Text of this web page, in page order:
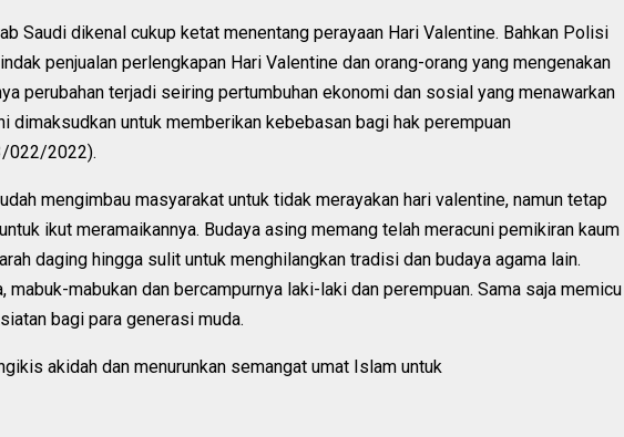
Saudi dikenal cukup ketat menentang perayaan Hari Valentine. Bahkan Polisi
penjualan perlengkapan Hari Valentine dan orang-orang yang mengenakan
perubahan terjadi seiring pertumbuhan ekonomi dan sosial yang menawarkan
dimaksudkan untuk memberikan kebebasan bagi hak perempuan
022/2022).
mengimbau masyarakat untuk tidak merayakan hari valentine, namun tetap
ikut meramaikannya. Budaya asing memang telah meracuni pemikiran kaum
daging hingga sulit untuk menghilangkan tradisi dan budaya agama lain.
mabuk-mabukan dan bercampurnya laki-laki dan perempuan. Sama saja memicu
bagi para generasi muda.
akidah dan menurunkan semangat umat Islam untuk